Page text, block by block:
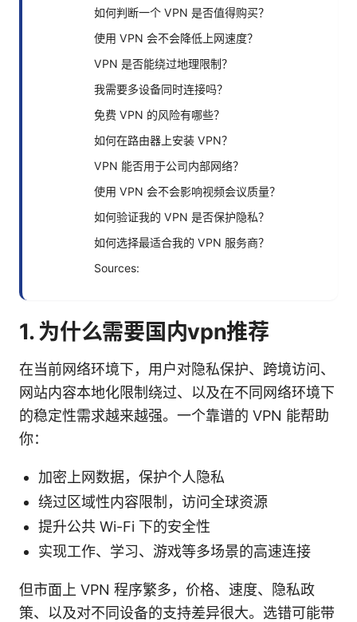
如何判断一个 VPN 是否值得购买？
使用 VPN 会不会降低上网速度？
VPN 是否能绕过地理限制？
我需要多设备同时连接吗？
免费 VPN 的风险有哪些？
如何在路由器上安装 VPN？
VPN 能否用于公司内部网络？
使用 VPN 会不会影响视频会议质量？
如何验证我的 VPN 是否保护隐私？
如何选择最适合我的 VPN 服务商？
Sources:
1. 为什么需要国内vpn推荐
在当前网络环境下，用户对隐私保护、跨境访问、
网站内容本地化限制绕过、以及在不同网络环境下
的稳定性需求越来越强。一个靠谱的 VPN 能帮助
你：
加密上网数据，保护个人隐私
绕过区域性内容限制，访问全球资源
提升公共 Wi-Fi 下的安全性
实现工作、学习、游戏等多场景的高速连接
但市面上 VPN 程序繁多，价格、速度、隐私政
策、以及对不同设备的支持差异很大。选错可能带